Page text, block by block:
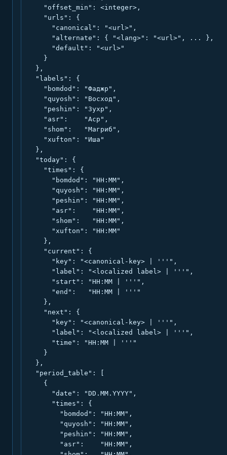
    "offset_min": <integer>,
    "urls": {
      "canonical": "<url>",
      "alternate": { "<lang>": "<url>", ... },
      "default": "<url>"
    }
  },
  "labels": {
    "bomdod": "Фаджр",
    "quyosh": "Восход",
    "peshin": "Зухр",
    "asr":    "Аср",
    "shom":   "Магриб",
    "xufton": "Иша"
  },
  "today": {
    "times": {
      "bomdod": "HH:MM",
      "quyosh": "HH:MM",
      "peshin": "HH:MM",
      "asr":    "HH:MM",
      "shom":   "HH:MM",
      "xufton": "HH:MM"
    },
    "current": {
      "key": "<canonical-key> | '''",
      "label": "<localized label> | '''",
      "start": "HH:MM | '''",
      "end":   "HH:MM | '''"
    },
    "next": {
      "key": "<canonical-key> | '''",
      "label": "<localized label> | '''",
      "time": "HH:MM | '''"
    }
  },
  "period_table": [
    {
      "date": "DD.MM.YYYY",
      "times": {
        "bomdod": "HH:MM",
        "quyosh": "HH:MM",
        "peshin": "HH:MM",
        "asr":    "HH:MM",